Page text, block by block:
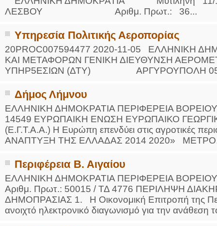
ΛΕΣΒΟΥ Αριθμ. Πρωτ.: 36...
Yπηρεσία Πολιτικής Αεροπορίας
20PROC007594477 2020-11-05 ΕΛΛΗΝΙΚΗ
ΚΑΙ ΜΕΤΑΦΟΡΩΝ ΓΕΝΙΚΗ ΔΙΕΥΘΥΝΣΗ
ΥΠΗΡ5ΕΣΙΩΝ (ΔΤΥ) ΑΡΓΥΡΟΥΠΟΛΗ
Δήμος Λήμνου
ΕΛΛΗΝΙΚΗ ΔΗΜΟΚΡΑΤΙΑ ΠΕΡΙΦΕΡΕΙΑ
14549 ΕΥΡΩΠΑΙΚΗ ΕΝΩΣΗ ΕΥΡΩΠΑΙΚΟ
(Ε.Γ.Τ.Α.Α.) Η Ευρώπη επενδύει στις αγροτικές
ΑΝΑΠΤΥΞΗ ΤΗΣ ΕΛΛΑΔΑΣ 2014 2020»
Περιφέρεια Β. Αιγαίου
ΕΛΛΗΝΙΚΗ ΔΗΜΟΚΡΑΤΙΑ ΠΕΡΙΦΕΡΕΙΑ
Αριθμ. Πρωτ.: 50015 / ΤΔ 4776 ΠΕΡΙΛΗΨΗ
ΔΗΜΟΠΡΑΣΙΑΣ 1. Η Οικονομική Επιτροπή της
ανοιχτό ηλεκτρονικό διαγωνισμό για την